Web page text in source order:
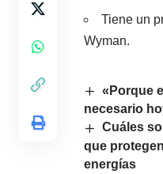
Tiene un
Wyman.
«Porque
necesario
Cuáles
que
energías